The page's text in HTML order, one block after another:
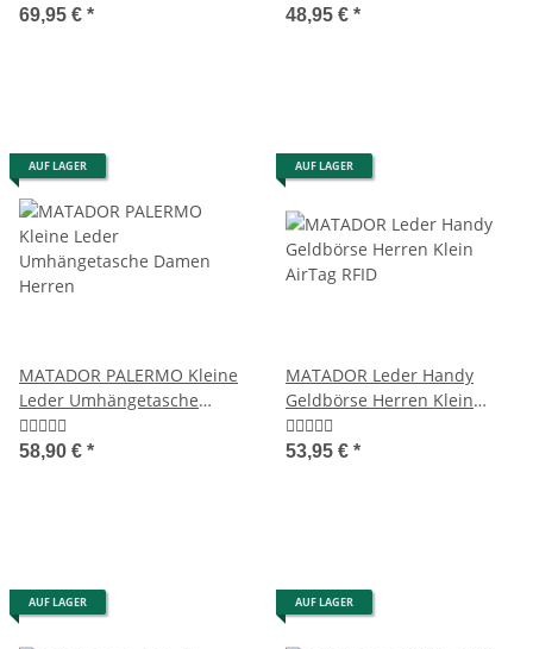
69,95 € * 48,95 € *
AUF LAGER
MATADOR PALERMO Kleine
Leder Umhängetasche
Damen Herren
58,90 € *
AUF LAGER
MATADOR Leder Handy
Geldbörse Herren Klein
AirTag RFID
53,95 € *
AUF LAGER AUF LAGER